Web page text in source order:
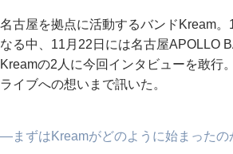
名古屋を拠点に活動するバンドKream
なる中、11月22日には名古屋APOLLO
Kreamの2人に今回インタビューを敢行
ライブへの想いまで訊いた。
―まずはKreamがどのように始まったの